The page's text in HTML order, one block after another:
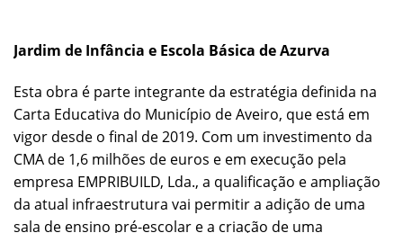
Jardim de Infância e Escola Básica de Azurva
Esta obra é parte integrante da estratégia definida na
Carta Educativa do Município de Aveiro, que está em
vigor desde o final de 2019. Com um investimento da
CMA de 1,6 milhões de euros e em execução pela
empresa EMPRIBUILD, Lda., a qualificação e ampliação
da atual infraestrutura vai permitir a adição de uma
sala de ensino pré-escolar e a criação de uma